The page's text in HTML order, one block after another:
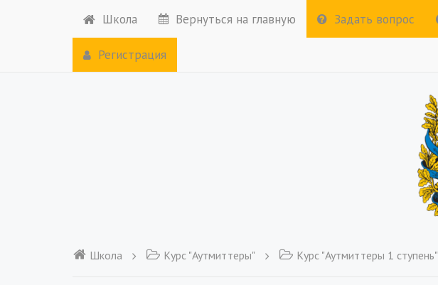
Школа Вернуться на главную Задать вопрос
Регистрация
Школа Курс "Аутмиттеры" Курс "Аутмиттеры 1 ступень"